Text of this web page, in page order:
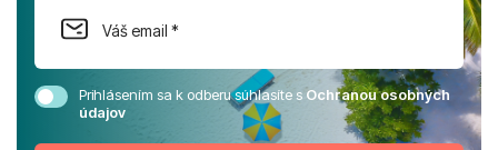
Prihlásením sa k odberu súhlasíte sOchranou osobných
údajov